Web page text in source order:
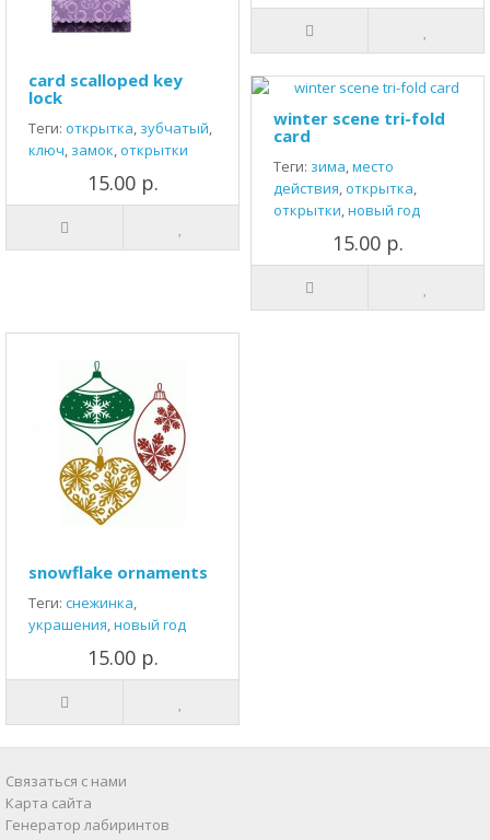
card scalloped key
lock
Теги: открытка, зубчатый,
ключ, замок,открытки
15.00 р.
winter scene tri-fold
card
Теги: зима,место
действия,открытка,
открытки,новый год
15.00 р.
snowflake ornaments
Теги: снежинка,
украшения,новый год
15.00 р.
Связаться с нами
Карта сайта
Генератор лабиринтов